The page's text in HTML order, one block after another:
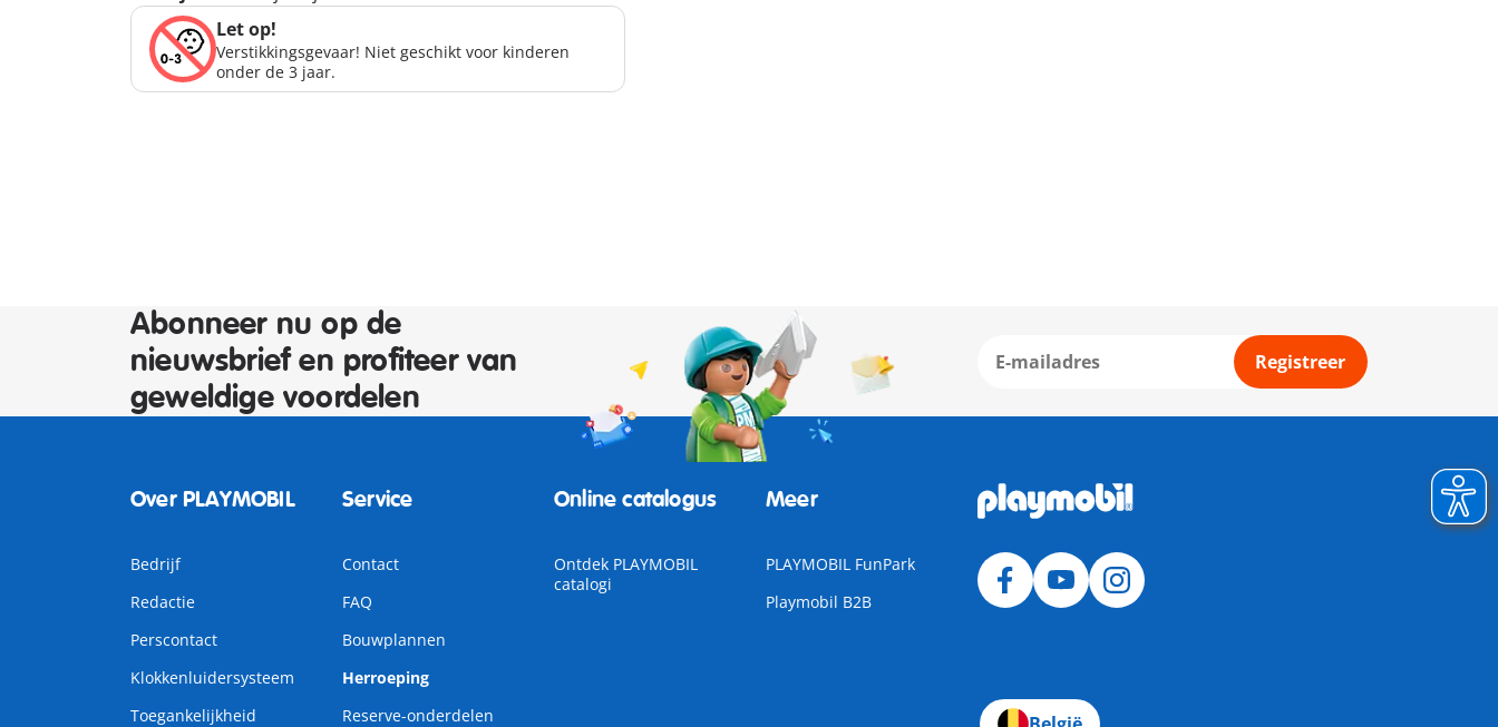
Let op!
Verstikkingsgevaar! Niet geschikt voor kinderen
onder de 3 jaar.
Abonneer nu op de
nieuwsbrief en profiteer van
geweldige voordelen
Registreer
Over PLAYMOBIL
Bedrijf
Redactie
Perscontact
Klokkenluidersysteem
Toegankelijkheid
Service
Contact
FAQ
Bouwplannen
Herroeping
Reserve-onderdelen
Online catalogus
Ontdek PLAYMOBIL
catalogi
Meer
PLAYMOBIL FunPark
Playmobil B2B